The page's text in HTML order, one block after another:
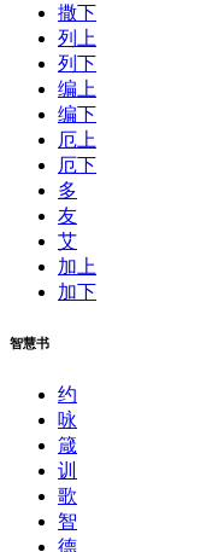
撒下
列上
列下
编上
编下
厄上
厄下
多
友
艾
加上
加下
智慧书
约
咏
箴
训
歌
智
德